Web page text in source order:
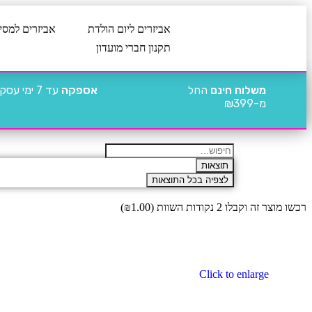
אביזרים ליום הולדת אביזרים
תקנון חברי מועדון
משלוח חינם החל
מ-₪399
אספקה עד 7 ימי עסקים
תוצאות
לצפיה בכל התוצאות
רכשו מוצר זה וקבלו 2 נקודות השוות ( ₪1.00
)
Click to enlarge